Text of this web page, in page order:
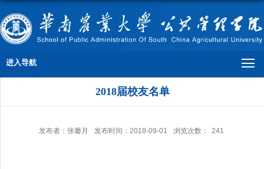
进入导航
2018届校友名单
发布者：张馨月 发布时间：2018-09-01 浏览次数： 241